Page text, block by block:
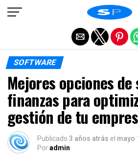
SOFTWARE
Mejores opciones
finanzas para
gestión de tu
Publicado 3 años atrás el mayo
Poradmin
Salir de la versión